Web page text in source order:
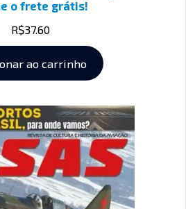
o frete grátis!
R$37.60
ao carrinho